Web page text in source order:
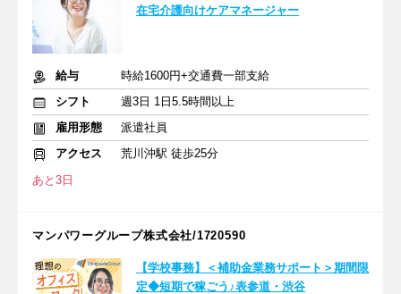
在宅介護向けケアマネージャー
給与
時給1600円+交通費一部支給
シフト
週3日 1日5.5時間以上
雇用形態
派遣社員
アクセス
荒川沖駅 徒歩25分
あと3日
マンパワーグループ株式会社/1720590
【学校事務】＜補助金業務サポート＞期間限
定◆短期で稼ごう♪表参道・渋谷